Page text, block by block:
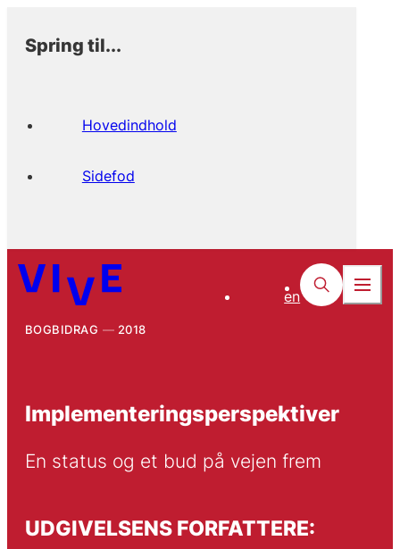
Spring til...
Hovedindhold
Sidefod
en
BOGBIDRAG 2018
Implementeringsperspektiver
En status og et bud på vejen frem
UDGIVELSENS FORFATTERE: